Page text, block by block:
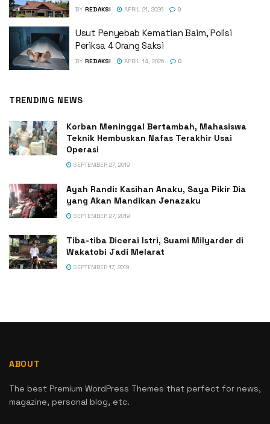
BY REDAKSI APRIL 21, 2026 0
Usut Penyebab Kematian Baim, Polisi
Periksa 4 Orang Saksi
BY REDAKSI APRIL 14, 2026 0
TRENDING NEWS
Korban Meninggal Bertambah, Mahasiswa
Teknik Hembuskan Nafas Terakhir Usai
Operasi
SEPTEMBER 27, 2019
Ayah Randi: Kasihan Anaku, Saya Pikir Dia
yang Akan Mandikan Jenazaku
SEPTEMBER 27, 2019
Tiba-tiba Dicerai Istri, Suami Milyarder di
Wakatobi Jadi Melarat
SEPTEMBER 17, 2019
ABOUT
The best Premium WordPress Themes that perfect for news,
magazine, personal blog, etc.